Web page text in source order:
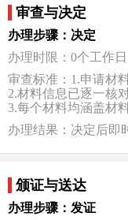
审查与决定
办理步骤：决定
办理时限：0个工作日
审查标准：1.申请材
2.材料信息已逐一核
3.每个材料均涵盖材
办理结果：决定后即
颁证与送达
办理步骤：发证